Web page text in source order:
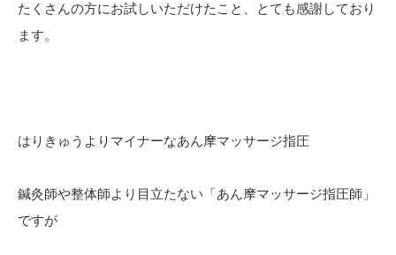
たくさんの方にお試しいただけたこと、とても感謝しており
ます。
はりきゅうよりマイナーなあん摩マッサージ指圧
鍼灸師や整体師より目立たない「あん摩マッサージ指圧師」
ですが